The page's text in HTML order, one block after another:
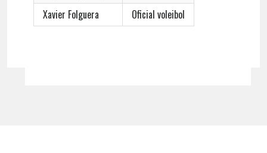
Xavier Folguera
Oficial voleibol